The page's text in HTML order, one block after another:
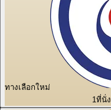
ทางเลือกใหม่
1ที่นั่ง